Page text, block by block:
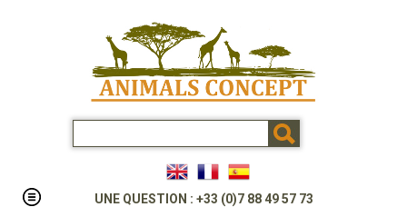
UNE QUESTION : +33 (0)7 88 49 57 73